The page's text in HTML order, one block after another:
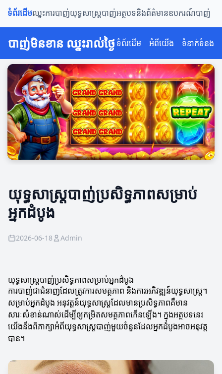
ទំព័រដើមឈ្នះការបាញ់យុទ្ធសាស្រ្តបាញ់អត្ថបទនិងព័ត៌មានឧបករណ៍បាញ់
បាញ់មិនខាន ឈ្នះរាល់ថ្ងៃ ទំព័រដើម អំពីយើង ទំនាក់ទំនង
យុទ្ធសាស្រ្តបាញ់ប្រសិទ្ធភាពសម្រាប់
អ្នកដំបូង
2026-06-18 Admin
យុទ្ធសាស្រ្តបាញ់ប្រសិទ្ធភាពសម្រាប់អ្នកដំបូង
ការបាញ់ជា​ជំនាញដែលត្រូវការសមត្ថភាព និងការអភិវឌ្ឍន៍យុទ្ធសាស្រ្ត។
សម្រាប់អ្នកដំបូង អនុវត្តន៍យុទ្ធសាស្រ្តដែលមានប្រសិទ្ធភាពគឺមាន
សារៈសំខាន់ណាស់ដើម្បីឲ្យកម្រិតសមត្ថភាពកើនឡើង។ ក្នុងអត្ថបទនេះ
យើងនឹងពិភាក្សាអំពីយុទ្ធសាស្រ្តបាញ់មួយចំនួនដែលអ្នកដំបូងអាចអនុវត្ត
បាន។